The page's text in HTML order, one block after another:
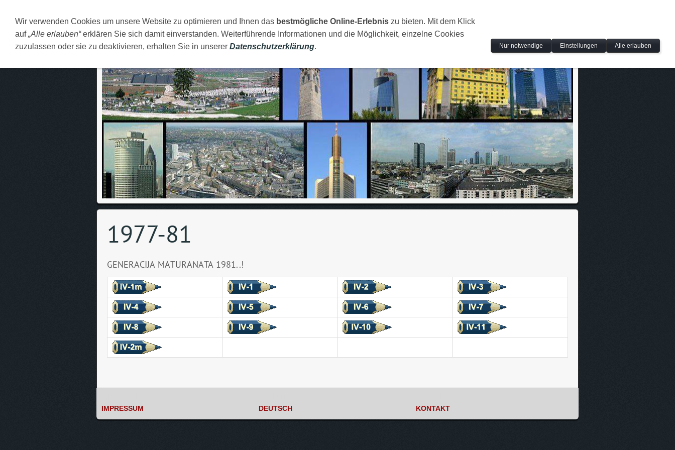
DEUTSCH O MENI FAMILIJA MOJI GRADOVI RAJA FOTOS LINKOVI
1977-81
GENERACIJA MATURANATA 1981..!
IMPRESSUM DEUTSCH KONTAKT
Wir verwenden Cookies um unsere Website zu optimieren und Ihnen das bestmögliche Online-Erlebnis zu bieten. Mit dem Klick
auf„Alle erlauben“erklären Sie sich damit einverstanden. Weiterführende Informationen und die Möglichkeit, einzelne Cookies
zuzulassen oder sie zu deaktivieren, erhalten Sie in unserer Datenschutzerklärung. Nur notwendige Einstellungen Alle erlauben